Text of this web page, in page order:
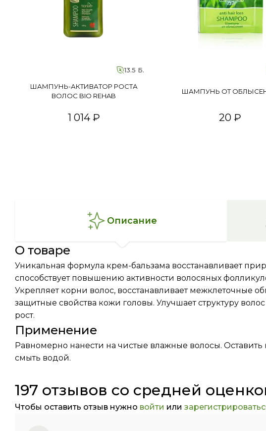
13.5 Б.
ШАМПУНЬ-АКТИВАТОР РОСТА
ВОЛОС BIO REHAB
1 014 ₽
ШАМПУНЬ ОТ
20 ₽
описание
о товаре
Уникальная формула крем-бальзама восстанавливает
способствует повышению активности волосяных
Укрепляет корни волос, восстанавливает межклеточные
защитные свойства кожи головы. Улучшает структуру
рост.
Применение
Равномерно нанести на чистые влажные волосы. Оставить
смыть водой.
197 отзывов со средней
Чтобы оставить отзыв нужно войти или